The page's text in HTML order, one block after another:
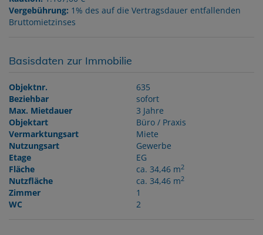
Vergebührung: 1% des auf die Vertragsdauer entfallenden
Bruttomietzinses
Basisdaten zur Immobilie
Objektnr.
635
Beziehbar
sofort
Max. Mietdauer
3 Jahre
Objektart
Büro / Praxis
Vermarktungsart
Miete
Nutzungsart
Gewerbe
Etage
EG
Fläche
ca. 34,46 m2
Nutzfläche ca. 34,46 m2
Zimmer
1
WC
2